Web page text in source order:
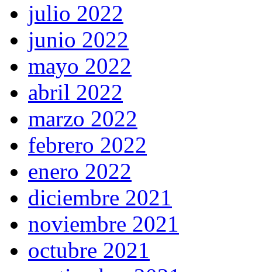
julio 2022
junio 2022
mayo 2022
abril 2022
marzo 2022
febrero 2022
enero 2022
diciembre 2021
noviembre 2021
octubre 2021